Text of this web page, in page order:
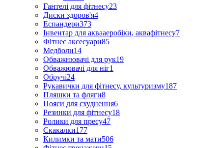
Гантелі для фітнесу23
Диски здоров'я4
Еспандери373
Інвентар для аквааеробіки, аквафітнесу7
Фітнес аксесуари85
Медболи14
Обважнювачі для рук19
Обважювачі для ніг1
Обручі24
Рукавички для фітнесу, культуризму187
Пляшки та фляги8
Пояси для схуднення6
Резинки для фітнесу18
Ролики для пресу47
Скакалки177
Килимки та мати506